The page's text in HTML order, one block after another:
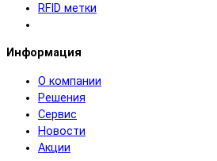
RFID метки
Информация
О компании
Решения
Сервис
Новости
Акции